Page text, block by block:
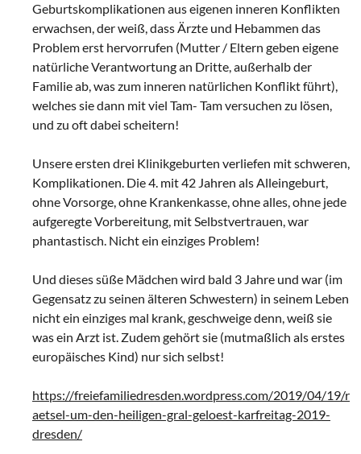
Geburtskomplikationen aus eigenen inneren Konflikten
erwachsen, der weiß, dass Ärzte und Hebammen das
Problem erst hervorrufen (Mutter / Eltern geben eigene
natürliche Verantwortung an Dritte, außerhalb der
Familie ab, was zum inneren natürlichen Konflikt führt),
welches sie dann mit viel Tam- Tam versuchen zu lösen,
und zu oft dabei scheitern!
Unsere ersten drei Klinikgeburten verliefen mit schweren,
Komplikationen. Die 4. mit 42 Jahren als Alleingeburt,
ohne Vorsorge, ohne Krankenkasse, ohne alles, ohne jede
aufgeregte Vorbereitung, mit Selbstvertrauen, war
phantastisch. Nicht ein einziges Problem!
Und dieses süße Mädchen wird bald 3 Jahre und war (im
Gegensatz zu seinen älteren Schwestern) in seinem Leben
nicht ein einziges mal krank, geschweige denn, weiß sie
was ein Arzt ist. Zudem gehört sie (mutmaßlich als erstes
europäisches Kind) nur sich selbst!
https://freiefamiliedresden.wordpress.com/2019/04/19/r
aetsel-um-den-heiligen-gral-geloest-karfreitag-2019-
dresden/